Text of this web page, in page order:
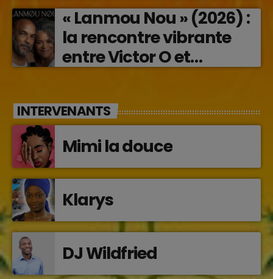
« Lanmou Nou » (2026) :
la rencontre vibrante
entre Victor O et
INTERVENANTS
Mimi la douce
Klarys
DJ Wildfried